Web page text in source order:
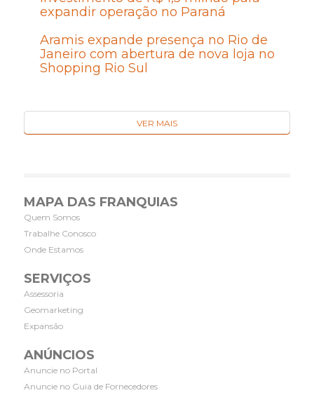
expandir operação no Paraná
Aramis expande presença no Rio de
Janeiro com abertura de nova loja no
Shopping Rio Sul
VER MAIS
MAPA DAS FRANQUIAS
Quem Somos
Trabalhe Conosco
Onde Estamos
SERVIÇOS
Assessoria
Geomarketing
Expansão
ANÚNCIOS
Anuncie no Portal
Anuncie no Guia de Fornecedores